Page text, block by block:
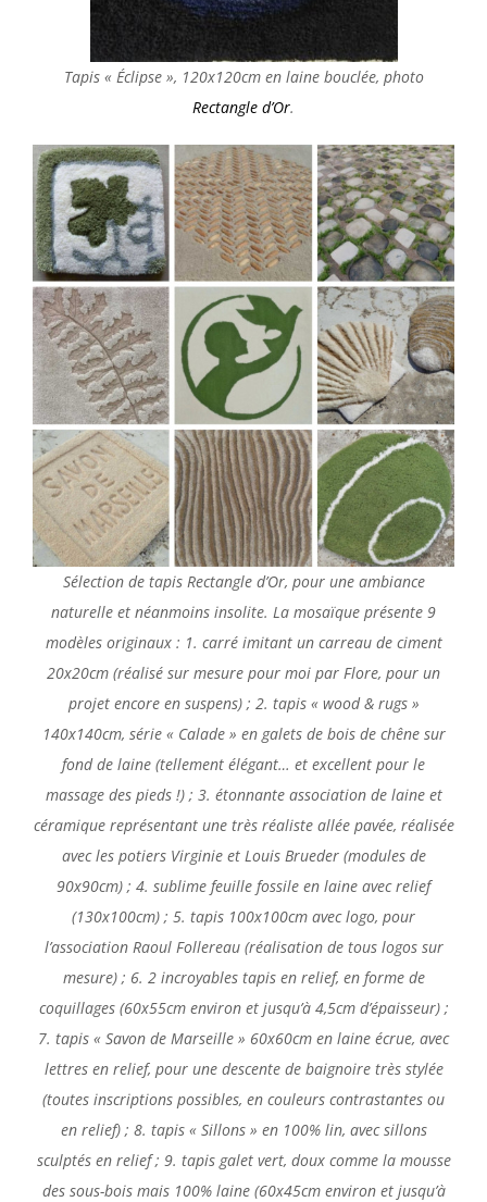
Tapis « Éclipse », 120x120cm en laine bouclée, photo
Rectangle d’Or.
Sélection de tapis Rectangle d’Or, pour une ambiance
naturelle et néanmoins insolite. La mosaïque présente 9
modèles originaux : 1. carré imitant un carreau de ciment
20x20cm (réalisé sur mesure pour moi par Flore, pour un
projet encore en suspens) ; 2. tapis « wood & rugs »
140x140cm, série « Calade » en galets de bois de chêne sur
fond de laine (tellement élégant… et excellent pour le
massage des pieds !) ; 3. étonnante association de laine et
céramique représentant une très réaliste allée pavée, réalisée
avec les potiers Virginie et Louis Brueder (modules de
90x90cm) ; 4. sublime feuille fossile en laine avec relief
(130x100cm) ; 5. tapis 100x100cm avec logo, pour
l’association Raoul Follereau (réalisation de tous logos sur
mesure) ; 6. 2 incroyables tapis en relief, en forme de
coquillages (60x55cm environ et jusqu’à 4,5cm d’épaisseur) ;
7. tapis « Savon de Marseille » 60x60cm en laine écrue, avec
lettres en relief, pour une descente de baignoire très stylée
(toutes inscriptions possibles, en couleurs contrastantes ou
en relief) ; 8. tapis « Sillons » en 100% lin, avec sillons
sculptés en relief ; 9. tapis galet vert, doux comme la mousse
des sous-bois mais 100% laine (60x45cm environ et jusqu’à